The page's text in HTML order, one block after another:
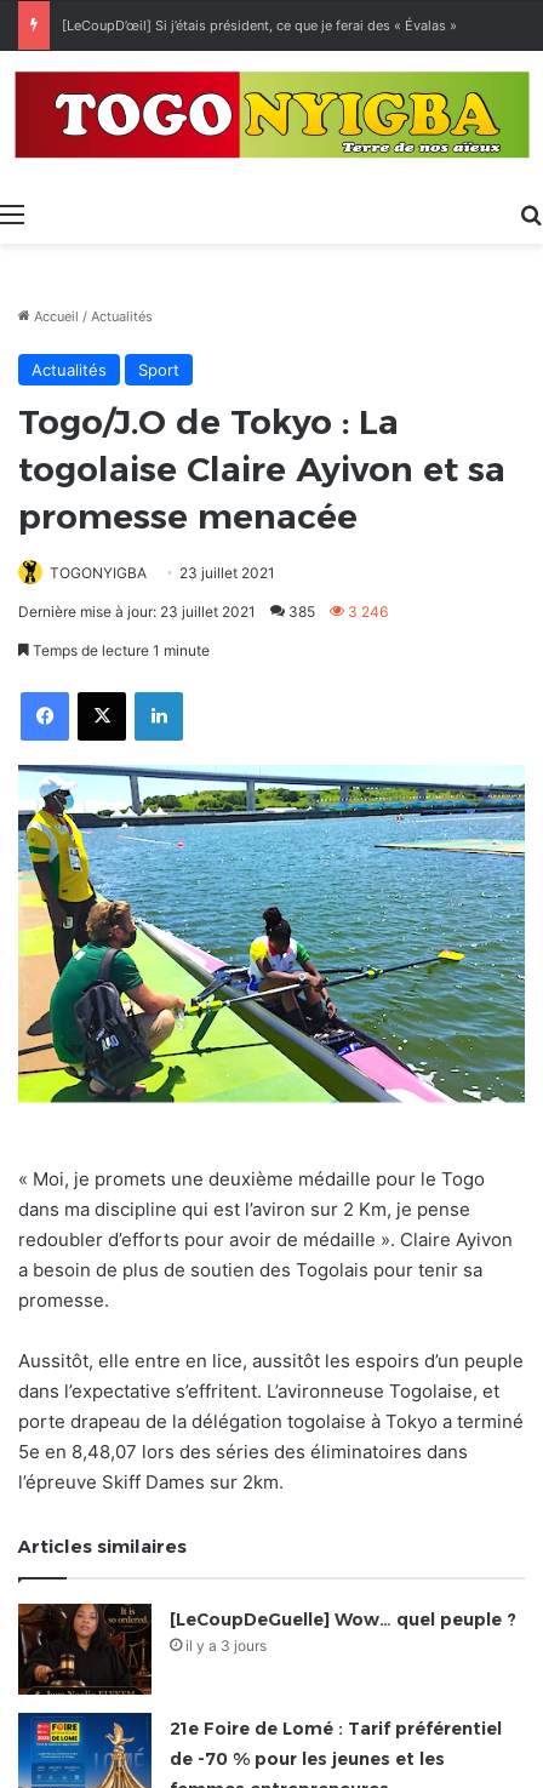
[LeCoupD’œil] Si j’étais président, ce que je ferai des « Évalas »
Menu
Accueil / Actualités
Actualités Sport
Togo/J.O de Tokyo : La
togolaise Claire Ayivon et sa
promesse menacée
TOGONYIGBA 23 juillet 2021
Dernière mise à jour: 23 juillet 2021 385 3 246
Temps de lecture 1 minute
FacebookX Linkedin
« Moi, je promets une deuxième médaille pour le Togo
dans ma discipline qui est l’aviron sur 2 Km, je pense
redoubler d’efforts pour avoir de médaille ». Claire Ayivon
a besoin de plus de soutien des Togolais pour tenir sa
promesse.
Aussitôt, elle entre en lice, aussitôt les espoirs d’un peuple
dans l’expectative s’effritent. L’avironneuse Togolaise, et
porte drapeau de la délégation togolaise à Tokyo a terminé
5e en 8,48,07 lors des séries des éliminatoires dans
l’épreuve Skiff Dames sur 2km.
Articles similaires
[LeCoupDeGuelle] Wow… quel peuple ?
il y a 3 jours
21e Foire de Lomé : Tarif préférentiel
de -70 % pour les jeunes et les